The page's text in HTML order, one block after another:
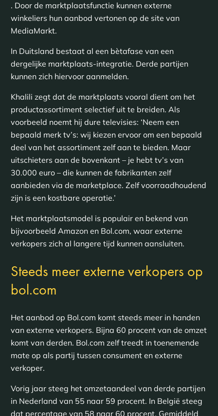
. Door de marktplaatsfunctie kunnen externe
winkeliers hun aanbod vertonen op de site van
MediaMarkt.
In Duitsland bestaat al een bètafase van een
dergelijke marktplaats-integratie. Derde partijen
kunnen zich hiervoor aanmelden.
Khalili zegt dat de marktplaats vooral dient om het
productassortiment selectief uit te breiden. Als
voorbeeld noemt hij dure televisies: ‘Neem een
bepaald merk tv’s: wij kiezen ervoor om een bepaald
deel van het assortiment zelf aan te bieden. Maar
uitschieters aan de bovenkant – je hebt tv’s van
30.000 euro – die kunnen de fabrikanten zelf
aanbieden via de marketplace. Zelf voorraadhoudend
zijn is een kostbare operatie.’
Het marktplaatsmodel is populair en bekend van
bijvoorbeeld Amazon en Bol.com, waar externe
verkopers zich al langere tijd kunnen aansluiten.
Steeds meer externe verkopers op
bol.com
Het aanbod op Bol.com komt steeds meer in handen
van externe verkopers. Bijna 60 procent van de omzet
komt van derden. Bol.com zelf treedt in toenemende
mate op als partij tussen consument en externe
verkoper.
Vorig jaar steeg het omzetaandeel van derde partijen
in Nederland van 55 naar 59 procent. In België steeg
dat percentage van 58 naar 60 procent. Gemiddeld